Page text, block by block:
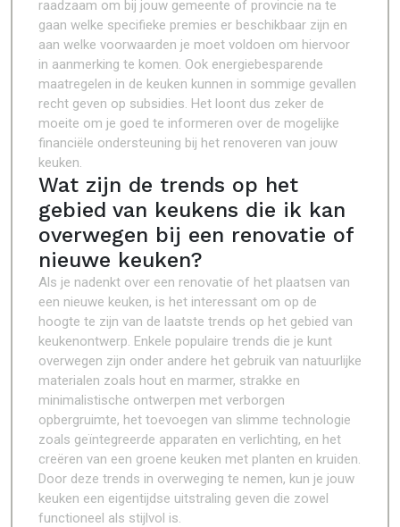
raadzaam om bij jouw gemeente of provincie na te
gaan welke specifieke premies er beschikbaar zijn en
aan welke voorwaarden je moet voldoen om hiervoor
in aanmerking te komen. Ook energiebesparende
maatregelen in de keuken kunnen in sommige gevallen
recht geven op subsidies. Het loont dus zeker de
moeite om je goed te informeren over de mogelijke
financiële ondersteuning bij het renoveren van jouw
keuken.
Wat zijn de trends op het
gebied van keukens die ik kan
overwegen bij een renovatie of
nieuwe keuken?
Als je nadenkt over een renovatie of het plaatsen van
een nieuwe keuken, is het interessant om op de
hoogte te zijn van de laatste trends op het gebied van
keukenontwerp. Enkele populaire trends die je kunt
overwegen zijn onder andere het gebruik van natuurlijke
materialen zoals hout en marmer, strakke en
minimalistische ontwerpen met verborgen
opbergruimte, het toevoegen van slimme technologie
zoals geïntegreerde apparaten en verlichting, en het
creëren van een groene keuken met planten en kruiden.
Door deze trends in overweging te nemen, kun je jouw
keuken een eigentijdse uitstraling geven die zowel
functioneel als stijlvol is.